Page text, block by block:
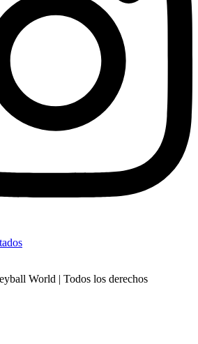
World | Todos los derechos